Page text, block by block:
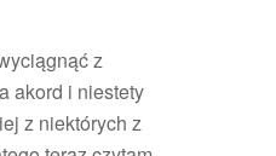
z
akord i niestety
z niektórych z